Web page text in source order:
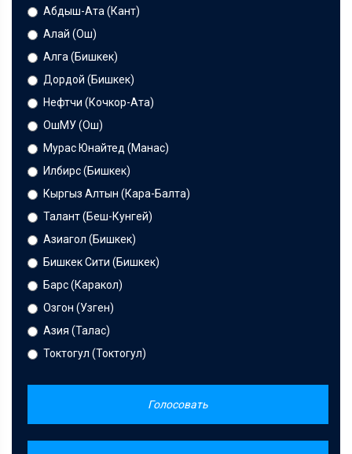
Абдыш-Ата (Кант)
Алай (Ош)
Алга (Бишкек)
Дордой (Бишкек)
Нефтчи (Кочкор-Ата)
ОшМУ (Ош)
Мурас Юнайтед (Манас)
Илбирс (Бишкек)
Кыргыз Алтын (Кара-Балта)
Талант (Беш-Кунгей)
Азиагол (Бишкек)
Бишкек Сити (Бишкек)
Барс (Каракол)
Озгон (Узген)
Азия (Талас)
Токтогул (Токтогул)
Голосовать